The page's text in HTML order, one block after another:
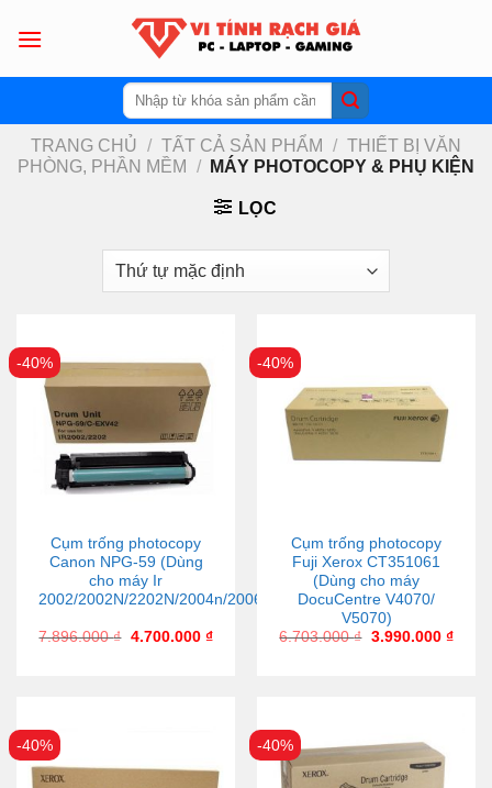
Tìm
kiếm:
TRANG CHỦ / TẤT CẢ SẢN PHẨM / THIẾT BỊ VĂN
PHÒNG, PHẦN MỀM
/ MÁY PHOTOCOPY & PHỤ KIỆN
LỌC
-40%
Cụm trống photocopy
Canon NPG-59 (Dùng
cho máy Ir
2002/2002N/2202N/2004n/2006n)
7.896.000₫ 4.700.000 ₫
-40%
Cụm trống photocopy
Fuji Xerox CT351061
(Dùng cho máy
DocuCentre V4070/
V5070)
6.703.000₫ 3.990.000 ₫
-40% -40%